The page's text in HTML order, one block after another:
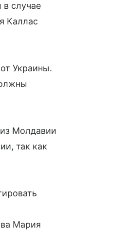
в случае
Каллас
Украины.
Молдавии
так как
Мария